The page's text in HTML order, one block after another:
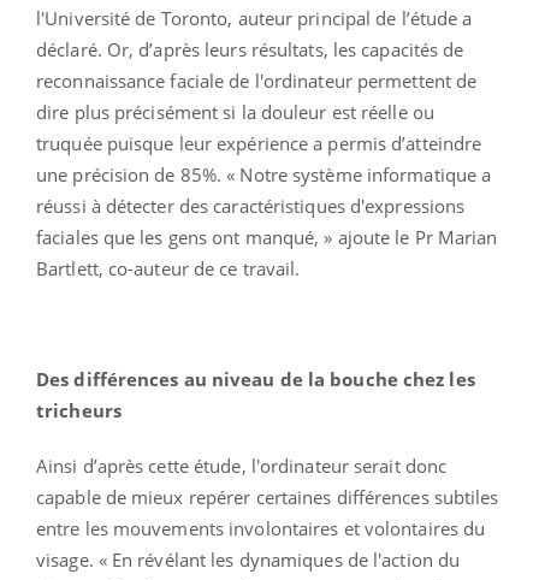
l'Université de Toronto, auteur principal de l’étude a
déclaré. Or, d’après leurs résultats, les capacités de
reconnaissance faciale de l'ordinateur permettent de
dire plus précisément si la douleur est réelle ou
truquée puisque leur expérience a permis d’atteindre
une précision de 85%. « Notre système informatique a
réussi à détecter des caractéristiques d'expressions
faciales que les gens ont manqué, » ajoute le Pr Marian
Bartlett, co-auteur de ce travail.
Des différences au niveau de la bouche chez les
tricheurs
Ainsi d’après cette étude, l'ordinateur serait donc
capable de mieux repérer certaines différences subtiles
entre les mouvements involontaires et volontaires du
visage. « En révélant les dynamiques de l'action du